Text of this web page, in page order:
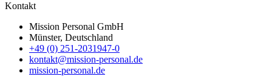
Kontakt
Mission Personal GmbH
Münster, Deutschland
+49 (0) 251-2031947-0
kontakt@mission-personal.de
mission-personal.de